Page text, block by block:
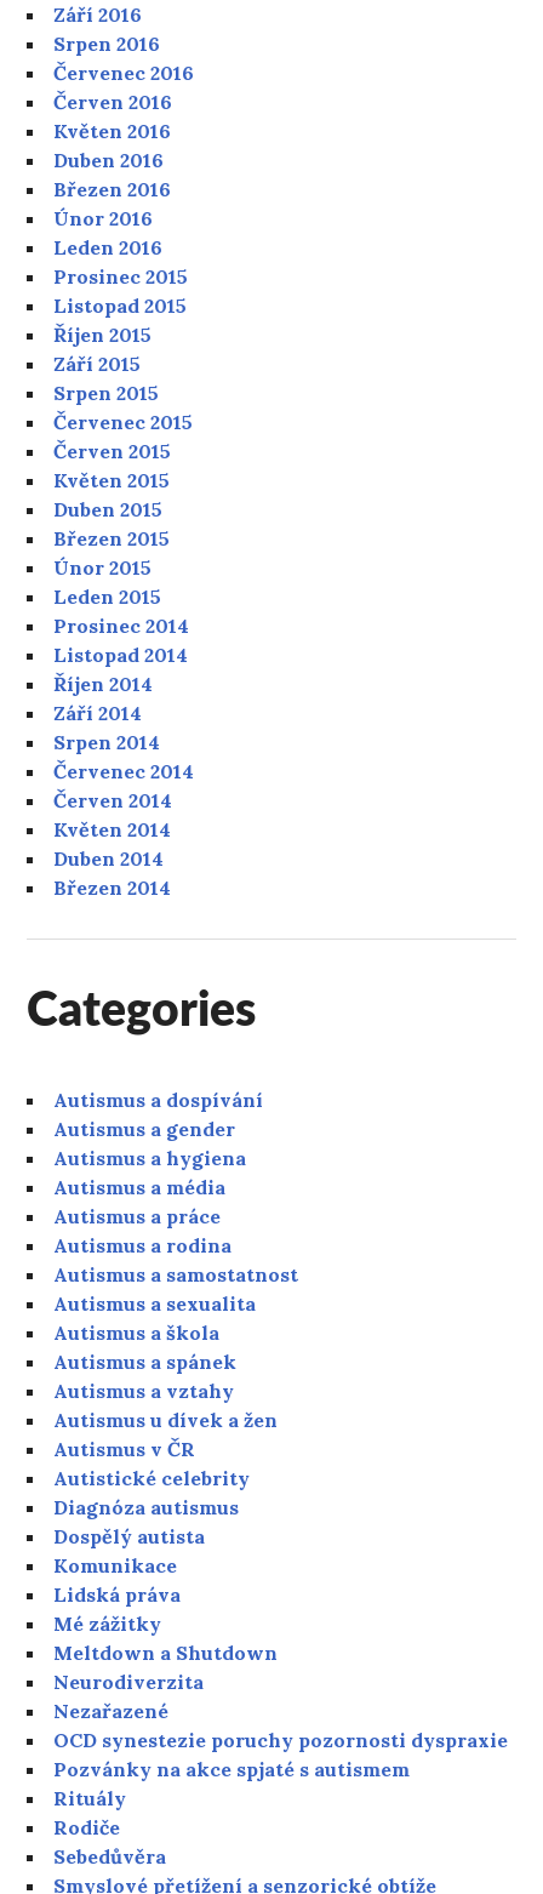
Září 2016
Srpen 2016
Červenec 2016
Červen 2016
Květen 2016
Duben 2016
Březen 2016
Únor 2016
Leden 2016
Prosinec 2015
Listopad 2015
Říjen 2015
Září 2015
Srpen 2015
Červenec 2015
Červen 2015
Květen 2015
Duben 2015
Březen 2015
Únor 2015
Leden 2015
Prosinec 2014
Listopad 2014
Říjen 2014
Září 2014
Srpen 2014
Červenec 2014
Červen 2014
Květen 2014
Duben 2014
Březen 2014
Categories
Autismus a dospívání
Autismus a gender
Autismus a hygiena
Autismus a média
Autismus a práce
Autismus a rodina
Autismus a samostatnost
Autismus a sexualita
Autismus a škola
Autismus a spánek
Autismus a vztahy
Autismus u dívek a žen
Autismus v ČR
Autistické celebrity
Diagnóza autismus
Dospělý autista
Komunikace
Lidská práva
Mé zážitky
Meltdown a Shutdown
Neurodiverzita
Nezařazené
OCD synestezie poruchy pozornosti dyspraxie
Pozvánky na akce spjaté s autismem
Rituály
Rodiče
Sebedůvěra
Smyslové přetížení a senzorické obtíže